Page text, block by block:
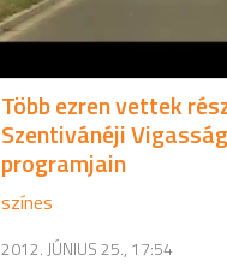
Több ezren vettek
Szentivánéji
programjain
színes
2012. JÚNIUS 25., 17:54